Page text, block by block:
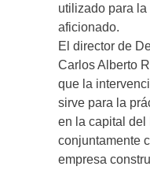
utilizado para la
aficionado.
El director de
Carlos Alberto
que la
sirve para la
en la capital del
conjuntamente
empresa